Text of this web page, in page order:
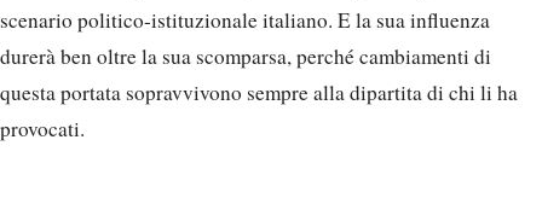
scenario politico-istituzionale italiano. E la sua influenza
durerà ben oltre la sua scomparsa, perché cambiamenti di
questa portata sopravvivono sempre alla dipartita di chi li ha
provocati.